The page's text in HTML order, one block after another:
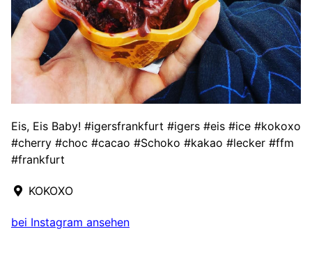
Eis, Eis Baby! #igersfrankfurt #igers #eis #ice #kokoxo
#cherry #choc #cacao #Schoko #kakao #lecker #ffm
#frankfurt
KOKOXO
bei Instagram ansehen